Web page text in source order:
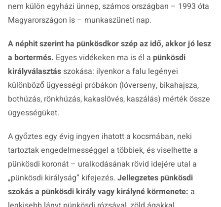
nem külön egyházi ünnep, számos országban – 1993 óta
Magyarországon is – munkaszüneti nap.
A néphit szerint ha pünkösdkor szép az idő, akkor jó lesz
a bortermés. Egyes vidékeken ma is él a pünkösdi
királyválasztás szokása: ilyenkor a falu legényei
különböző ügyességi próbákon (lóverseny, bikahajsza,
bothúzás, rönkhúzás, kakaslövés, kaszálás) mérték össze
ügyességüket.
A győztes egy évig ingyen ihatott a kocsmában, neki
tartoztak engedelmességgel a többiek, és viselhette a
pünkösdi koronát – uralkodásának rövid idejére utal a
„pünkösdi királyság” kifejezés. Jellegzetes pünkösdi
szokás a pünkösdi király vagy királyné körmenete: a